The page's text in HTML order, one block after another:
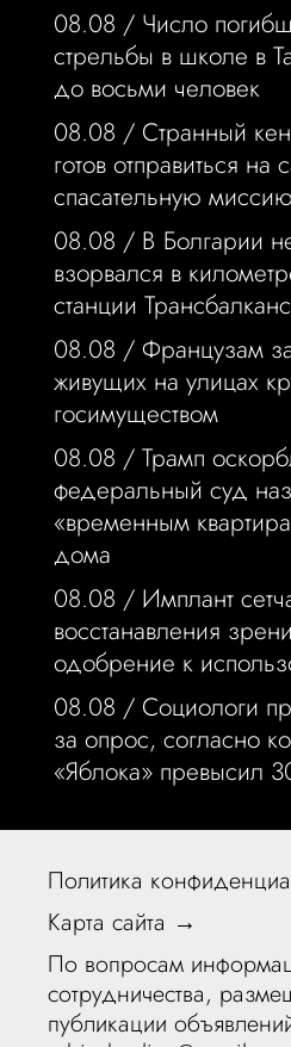
08.08 / Число
стрельбы в школе в
до восьми человек
08.08 / Странный
готов отправиться
спасательную миссию
08.08 / В Болгарии
взорвался в
станции
08.08 / Французам
живущих на улицах
госимуществом
08.08 / Трамп
федеральный суд
«временным
дома
08.08 / Имплант
восстанавления
одобрение к
08.08 / Социологи
за опрос, согласно
«Яблока» превысил
Политика
Карта сайта →
По вопросам
сотрудничества,
публикации